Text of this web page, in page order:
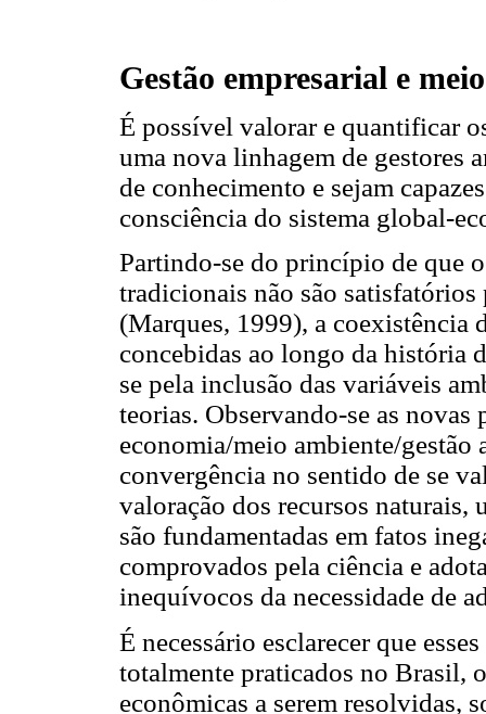
Gestão empresarial e
É possível valorar e quantificar
uma nova linhagem de gestores
de conhecimento e sejam
consciência do sistema global-
Partindo-se do princípio de que
tradicionais não são satisfatórios
(Marques, 1999), a coexistência
concebidas ao longo da história
se pela inclusão das variáveis
teorias. Observando-se as
economia/meio ambiente/gestão
convergência no sentido de se
valoração dos recursos naturais,
são fundamentadas em fatos
comprovados pela ciência e
inequívocos da necessidade de
É necessário esclarecer que
totalmente praticados no Brasil,
econômicas a serem resolvidas,